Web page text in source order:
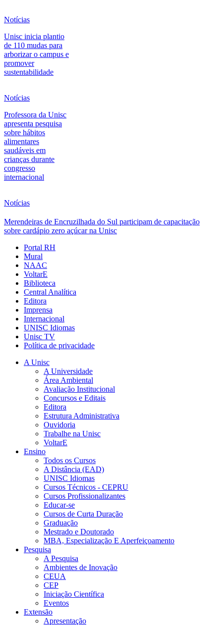
Notícias
Unisc inicia plantio
de 110 mudas para
arborizar o campus e
promover
sustentabilidade
Notícias
Professora da Unisc
apresenta pesquisa
sobre hábitos
alimentares
saudáveis em
crianças durante
congresso
internacional
Notícias
Merendeiras de Encruzilhada do Sul participam de capacitação
sobre cardápio zero açúcar na Unisc
Portal RH
Mural
NAAC
VoltarE
Biblioteca
Central Analítica
Editora
Imprensa
Internacional
UNISC Idiomas
Unisc TV
Política de privacidade
A Unisc
A Universidade
Área Ambiental
Avaliação Institucional
Concursos e Editais
Editora
Estrutura Administrativa
Ouvidoria
Trabalhe na Unisc
VoltarE
Ensino
Todos os Cursos
A Distância (EAD)
UNISC Idiomas
Cursos Técnicos - CEPRU
Cursos Profissionalizantes
Educar-se
Cursos de Curta Duração
Graduação
Mestrado e Doutorado
MBA, Especialização E Aperfeiçoamento
Pesquisa
A Pesquisa
Ambientes de Inovação
CEUA
CEP
Iniciação Científica
Eventos
Extensão
Apresentação